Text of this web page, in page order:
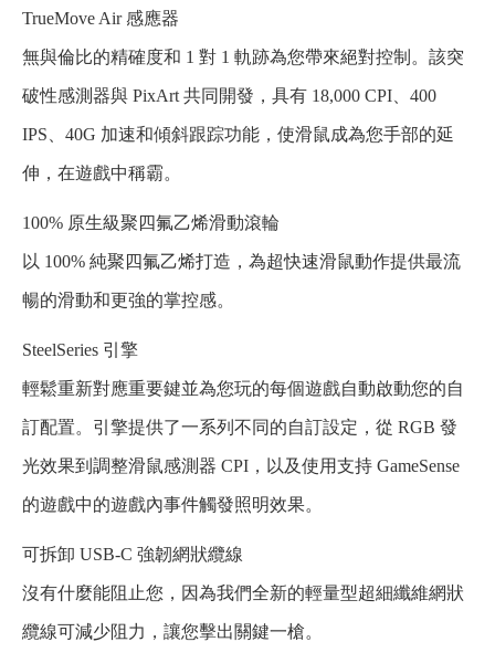
TrueMove Air 感應器
無與倫比的精確度和 1 對 1 軌跡為您帶來絕對控制。該突
破性感測器與 PixArt 共同開發，具有 18,000 CPI、400
IPS、40G 加速和傾斜跟踪功能，使滑鼠成為您手部的延
伸，在遊戲中稱霸。
100% 原生級聚四氟乙烯滑動滾輪
以 100% 純聚四氟乙烯打造，為超快速滑鼠動作提供最流
暢的滑動和更強的掌控感。
SteelSeries 引擎
輕鬆重新對應重要鍵並為您玩的每個遊戲自動啟動您的自
訂配置。引擎提供了一系列不同的自訂設定，從 RGB 發
光效果到調整滑鼠感測器 CPI，以及使用支持 GameSense
的遊戲中的遊戲內事件觸發照明效果。
可拆卸 USB-C 強韌網狀纜線
沒有什麼能阻止您，因為我們全新的輕量型超細纖維網狀
纜線可減少阻力，讓您擊出關鍵一槍。